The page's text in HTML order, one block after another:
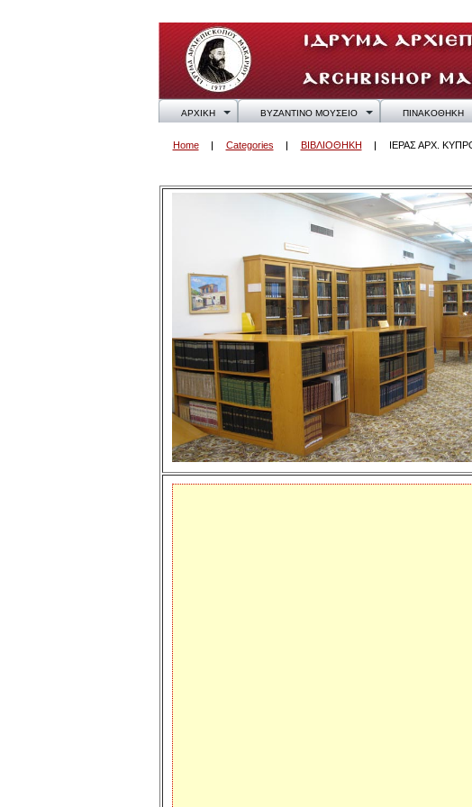
ΑΡΧΙΚΗ ΒΥΖΑΝΤΙΝΟ ΜΟΥΣΕΙΟ ΠΙΝΑΚΟΘΗΚΗ
Home Categories ΒΙΒΛΙΟΘΗΚΗ ΙΕΡΑΣ ΑΡΧ.